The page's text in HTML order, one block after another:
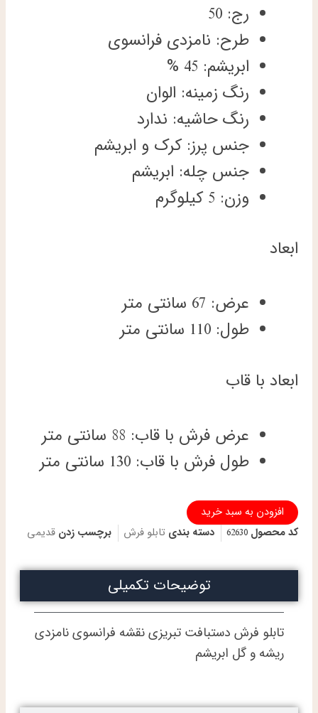
رج: 50
طرح: نامزدی فرانسوی
ابریشم: 45 %
رنگ زمینه: الوان
رنگ حاشیه: ندارد
جنس پرز: کرک و ابریشم
جنس چله: ابریشم
وزن: 5 کیلوگرم
ابعاد
عرض: 67 سانتی متر
طول: 110 سانتی متر
ابعاد با قاب
عرض فرش با قاب: 88 سانتی متر
طول فرش با قاب: 130 سانتی متر
تابلو
فرش
دستباف
طرح
چله
ابریشم
عدد
افزودن به سبد خرید
کد محصول 62630 دسته بندی تابلو فرش برچسب زدن قدیمی
توضیحات تکمیلی
تابلو فرش دستبافت تبریزی نقشه فرانسوی نامزدی
ریشه و گل ابریشم